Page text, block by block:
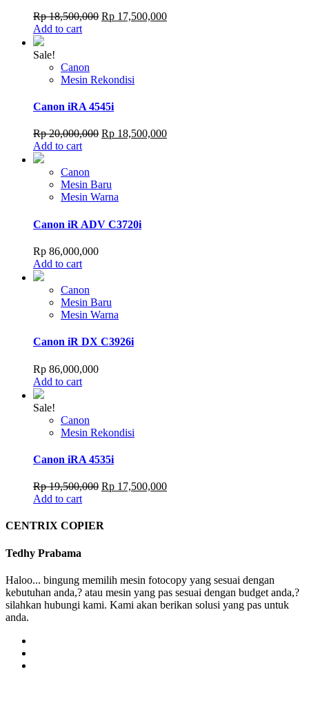
Rp18,500,000 Original
Rp 17,500,000Current
Add to cart
Sale!
Canon
Mesin Rekondisi
Canon iRA 4545i
Rp20,000,000 Original
Rp 18,500,000Current
Add to cart
Canon
Mesin Baru
Mesin Warna
Canon iR ADV C3720i
Rp 86,000,000
Add to cart
Canon
Mesin Baru
Mesin Warna
Canon iR DX C3926i
Rp 86,000,000
Add to cart
Sale!
Canon
Mesin Rekondisi
Canon iRA 4535i
Rp19,500,000 Original
Rp 19,500,000.
Rp 17,500,000Current
Add to cart
CENTRIX COPIER
Tedhy Prabama
Haloo... bingung memilih mesin fotocopy yang sesuai dengan
kebutuhan anda,? atau mesin yang pas sesuai dengan budget anda,?
silahkan hubungi kami. Kami akan berikan solusi yang pas untuk
anda.